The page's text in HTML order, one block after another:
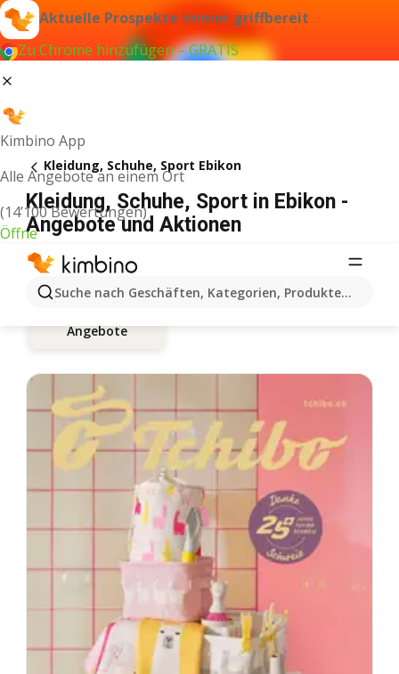
Aktuelle Prospekte immer griffbereit
Zu Chrome hinzufügen – GRATIS
Kimbino App
Alle Angebote an einem Ort
(14’100 Bewertungen)
Öffne
Suche nach Geschäften, Kategorien, Produkten...
Kleidung, Schuhe, Sport Ebikon
Kleidung, Schuhe, Sport in Ebikon -
Angebote und Aktionen
Angebote